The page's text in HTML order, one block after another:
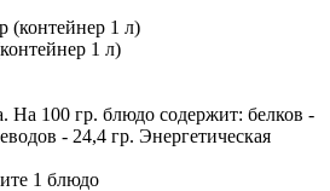
1 л)
На 100 гр. блюдо содержит: белков -
- 24,4 гр. Энергетическая
1 блюдо